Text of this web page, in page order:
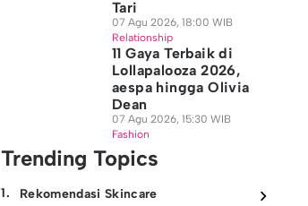
Tari
07 Agu 2026, 18:00 WIB
Relationship
11 Gaya Terbaik di
Lollapalooza 2026,
aespa hingga Olivia
Dean
07 Agu 2026, 15:30 WIB
Fashion
Trending Topics
1.
Rekomendasi Skincare